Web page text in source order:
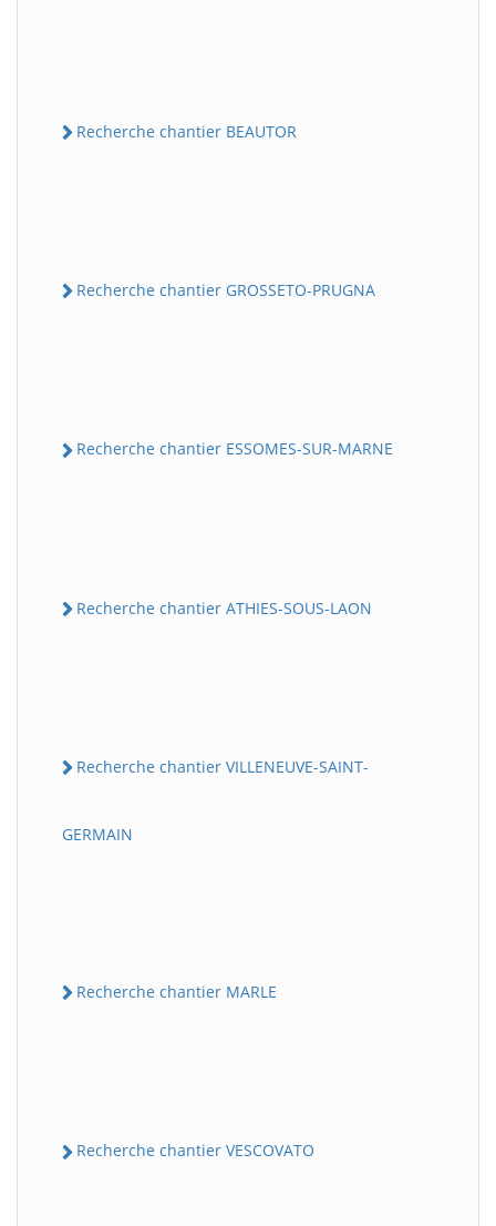
Recherche chantier BEAUTOR
Recherche chantier GROSSETO-PRUGNA
Recherche chantier ESSOMES-SUR-MARNE
Recherche chantier ATHIES-SOUS-LAON
Recherche chantier VILLENEUVE-SAINT-
GERMAIN
Recherche chantier MARLE
Recherche chantier VESCOVATO